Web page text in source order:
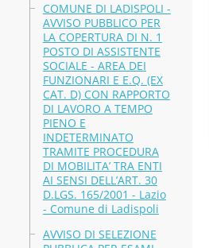
COMUNE DI LADISPOLI -
AVVISO PUBBLICO PER
LA COPERTURA DI N. 1
POSTO DI ASSISTENTE
SOCIALE - AREA DEI
FUNZIONARI E E.Q. (EX
CAT. D) CON RAPPORTO
DI LAVORO A TEMPO
PIENO E
INDETERMINATO
TRAMITE PROCEDURA
DI MOBILITA’ TRA ENTI
AI SENSI DELL’ART. 30
D.LGS. 165/2001 - Lazio
- Comune di Ladispoli
AVVISO DI SELEZIONE